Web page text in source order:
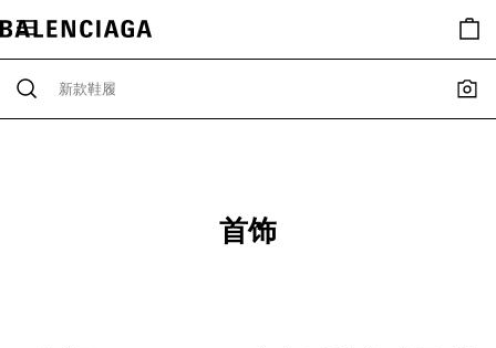
首饰